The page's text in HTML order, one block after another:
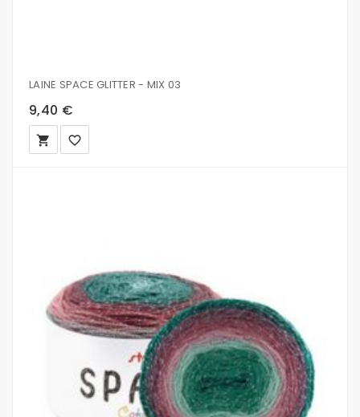
LAINE SPACE GLITTER - MIX 03
9,40 €
local_grocery_store favorite_border